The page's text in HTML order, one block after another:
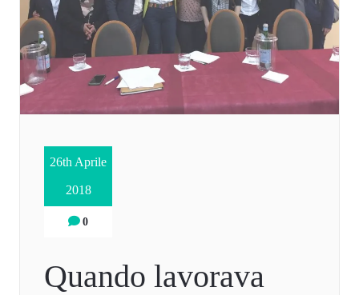
26th Aprile
2018
0
Quando lavorava